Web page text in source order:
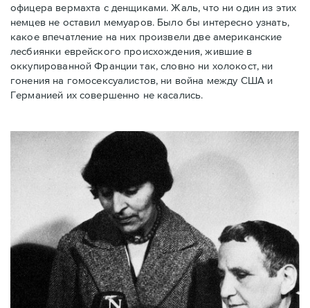
офицера вермахта с денщиками. Жаль, что ни один из этих
немцев не оставил мемуаров. Было бы интересно узнать,
какое впечатление на них произвели две американские
лесбиянки еврейского происхождения, жившие в
оккупированной Франции так, словно ни холокост, ни
гонения на гомосексуалистов, ни война между США и
Германией их совершенно не касались.